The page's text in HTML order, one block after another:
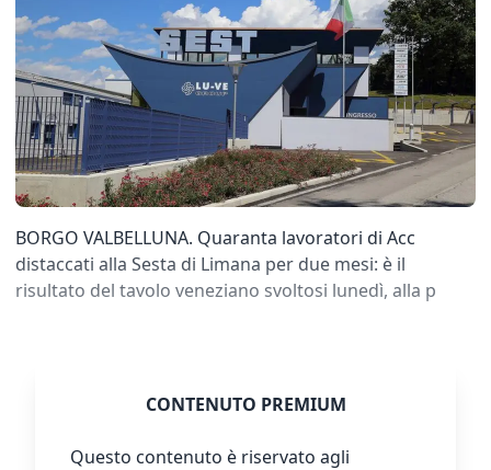
BORGO VALBELLUNA. Quaranta lavoratori di Acc
distaccati alla Sesta di Limana per due mesi: è il
risultato del tavolo veneziano svoltosi lunedì, alla p
CONTENUTO PREMIUM
Questo contenuto è riservato agli